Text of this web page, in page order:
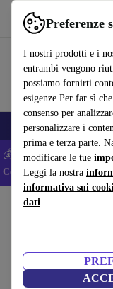
Preferenze
I nostri prodotti e i
entrambi vengono
possiamo fornirti
esigenze.Per far sì
consenso per
personalizzare i
prima e terza parte.
modificare le tue
Leggi la nostra
informativa sui
dati
.
Usa refurbed in
🎒 Back to school
💰 Extra -5% su tutti
Condizioni
Home
Lionelo Eva
beige
(Raccolta